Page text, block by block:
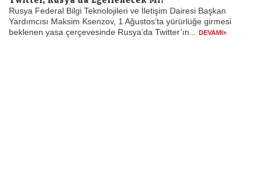
Rusya Federal Bilgi Teknolojileri ve İletişim Dairesi Başkan
Yardımcısı Maksim Ksenzov, 1 Ağustos’ta yürürlüğe girmesi
beklenen yasa çerçevesinde Rusya’da Twitter’ın... DEVAMI»